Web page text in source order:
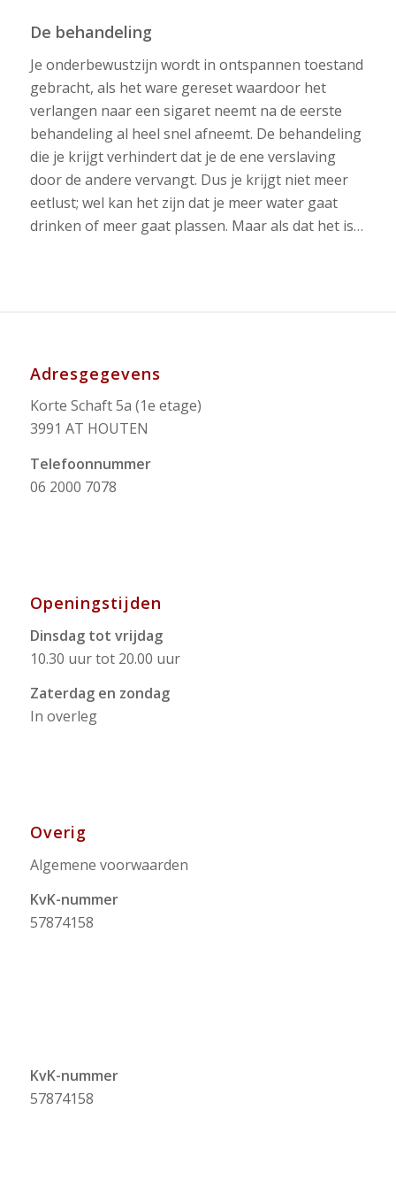
De behandeling
Je onderbewustzijn wordt in ontspannen toestand
gebracht, als het ware gereset waardoor het
verlangen naar een sigaret neemt na de eerste
behandeling al heel snel afneemt. De behandeling
die je krijgt verhindert dat je de ene verslaving
door de andere vervangt. Dus je krijgt niet meer
eetlust; wel kan het zijn dat je meer water gaat
drinken of meer gaat plassen. Maar als dat het is…
Adresgegevens
Korte Schaft 5a (1e etage)
3991 AT HOUTEN
Telefoonnummer
06 2000 7078
Openingstijden
Dinsdag tot vrijdag
10.30 uur tot 20.00 uur
Zaterdag en zondag
In overleg
Overig
Algemene voorwaarden
KvK-nummer
57874158
KvK-nummer
57874158